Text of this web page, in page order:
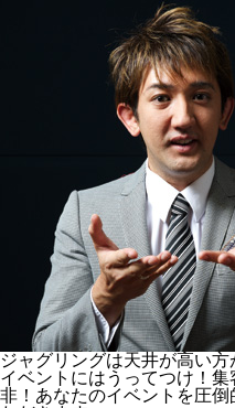
ジャグリングは天井が高い
イベントにはうってつけ！
非！あなたのイベントを圧